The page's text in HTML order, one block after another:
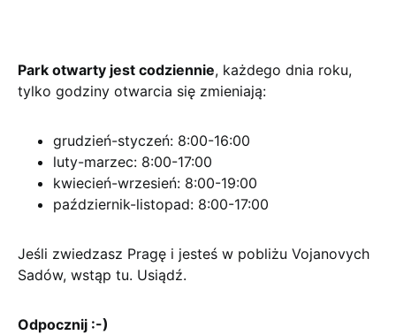
Park otwarty jest codziennie, każdego dnia roku,
tylko godziny otwarcia się zmieniają:
grudzień-styczeń: 8:00-16:00
luty-marzec: 8:00-17:00
kwiecień-wrzesień: 8:00-19:00
październik-listopad: 8:00-17:00
Jeśli zwiedzasz Pragę i jesteś w pobliżu Vojanovych
Sadów, wstąp tu. Usiądź.
Odpocznij :-)